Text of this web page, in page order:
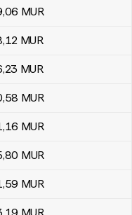
,06 MUR
,12 MUR
,23 MUR
,58 MUR
,16 MUR
,80 MUR
,59 MUR